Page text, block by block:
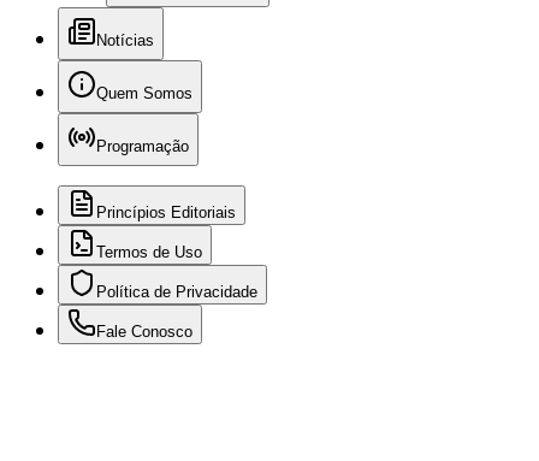
Notícias
Quem Somos
Programação
Princípios Editoriais
Termos de Uso
Política de Privacidade
Fale Conosco